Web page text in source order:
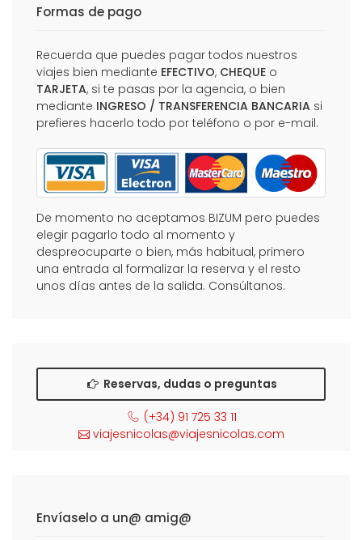
Formas de pago
Recuerda que puedes pagar todos nuestros
viajes bien mediante EFECTIVO, CHEQUE o
TARJETA, si te pasas por la agencia, o bien
mediante INGRESO / TRANSFERENCIA BANCARIA si
prefieres hacerlo todo por teléfono o por e-mail.
De momento no aceptamos BIZUM pero puedes
elegir pagarlo todo al momento y
despreocuparte o bien, más habitual, primero
una entrada al formalizar la reserva y el resto
unos días antes de la salida. Consúltanos.
Reservas, dudas o preguntas
(+34) 91 725 33 11
viajesnicolas@viajesnicolas.com
Envíaselo a un@ amig@